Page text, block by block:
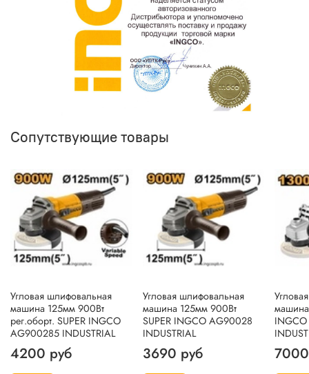
Сопутствующие товары
Угловая шлифовальная
машина 125мм 900Вт
рег.оборт. SUPER INGCO
AG900285 INDUSTRIAL
4200 руб
Угловая шлифовальная
машина 125мм 900Вт
SUPER INGCO AG90028
INDUSTRIAL
3690 руб